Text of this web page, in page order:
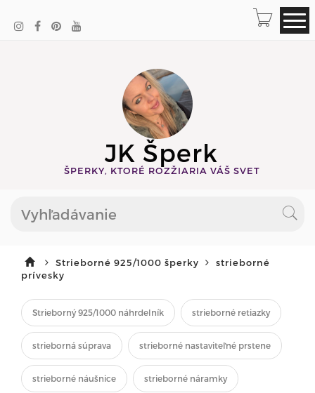
JK Šperk
ŠPERKY, KTORÉ ROZŽIARIA VÁŠ SVET
Strieborné 925/1000 šperky
strieborné
prívesky
Strieborný 925/1000 náhrdelník strieborné retiazky
strieborná súprava strieborné nastaviteľné prstene
strieborné náušnice strieborné náramky